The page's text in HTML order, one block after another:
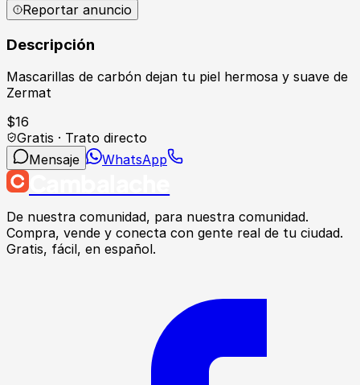
Reportar anuncio
Descripción
Mascarillas de carbón dejan tu piel hermosa y suave de
Zermat
$16
Gratis · Trato directo
Mensaje
WhatsApp
De nuestra comunidad, para nuestra comunidad.
Compra, vende y conecta con gente real de tu ciudad.
Gratis, fácil, en español.